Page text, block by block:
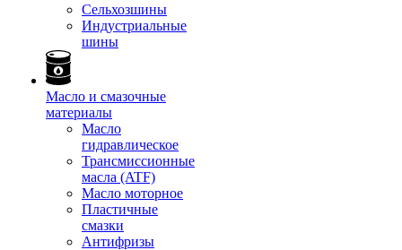
Сельхозшины
Индустриальные
шины
Масло и смазочные
материалы
Масло
гидравлическое
Трансмиссионные
масла (ATF)
Масло моторное
Пластичные
смазки
Антифризы